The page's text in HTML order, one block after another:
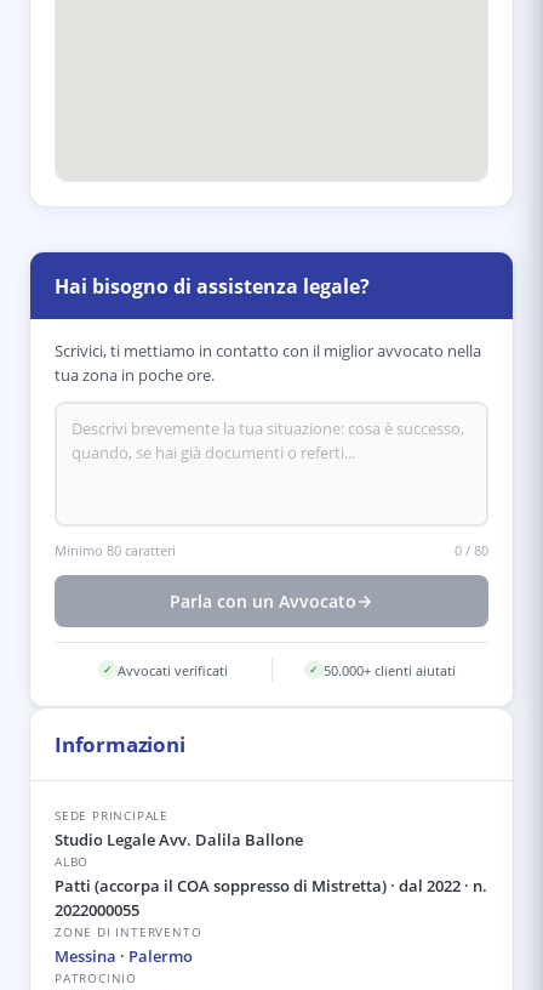
Hai bisogno di assistenza legale?
Scrivici, ti mettiamo in contatto con il miglior avvocato nella
tua zona in poche ore.
Minimo 80 caratteri 0 / 80
Parla con un Avvocato
✓ Avvocati verificati ✓ 50.000+ clienti aiutati
Informazioni
SEDE PRINCIPALE
Studio Legale Avv. Dalila Ballone
ALBO
Patti (accorpa il COA soppresso di Mistretta) · dal 2022 · n.
2022000055
ZONE DI INTERVENTO
Messina · Palermo
PATROCINIO